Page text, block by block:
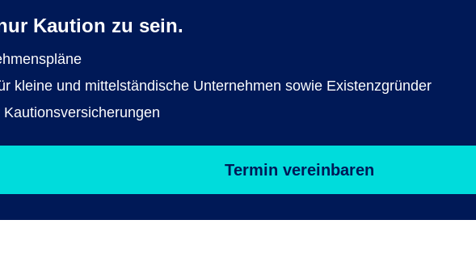
Kaution zu sein.
kleine und mittelständische Unternehmen sowie Existenzgründer
Termin vereinbaren